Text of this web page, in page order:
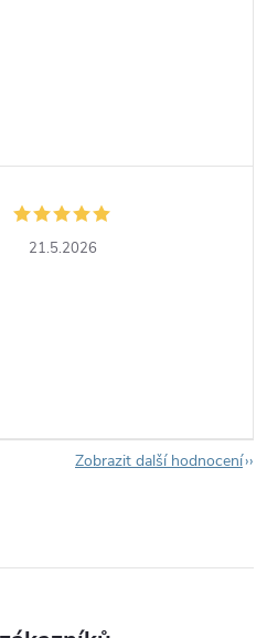
21.5.2026
Zobrazit další hodnocení